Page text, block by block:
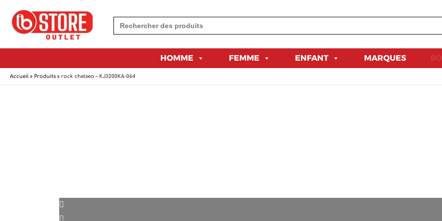
contenu
HOMME FEMME ENFANT MARQUES
Accueil » Produits » rock chelsea – KJ3200KA-064
BUTTON